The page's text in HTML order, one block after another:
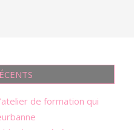
de formation qui